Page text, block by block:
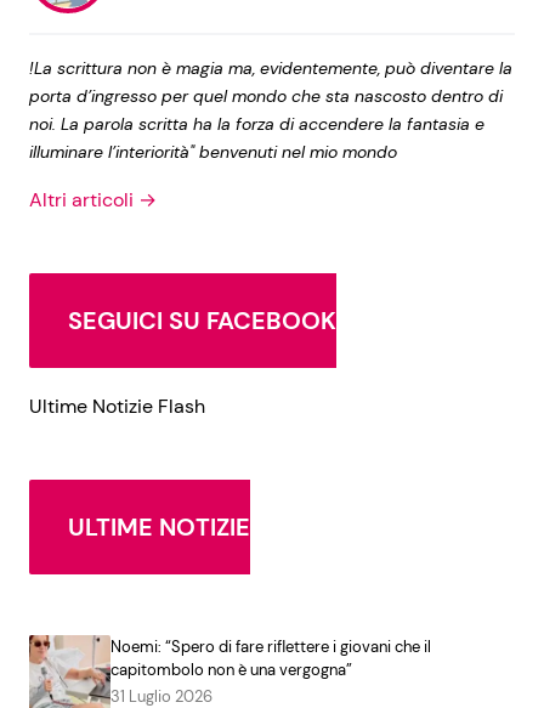
!La scrittura non è magia ma, evidentemente, può diventare la
porta d’ingresso per quel mondo che sta nascosto dentro di
noi. La parola scritta ha la forza di accendere la fantasia e
illuminare l’interiorità" benvenuti nel mio mondo
Altri articoli →
SEGUICI SU FACEBOOK
Ultime Notizie Flash
ULTIME NOTIZIE
Noemi: “Spero di fare riflettere i giovani che il
capitombolo non è una vergogna”
31 Luglio 2026